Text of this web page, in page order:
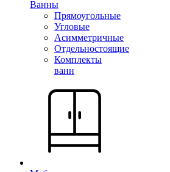
Ванны
Прямоугольные
Угловые
Асимметричные
Отдельностоящие
Комплекты
ванн